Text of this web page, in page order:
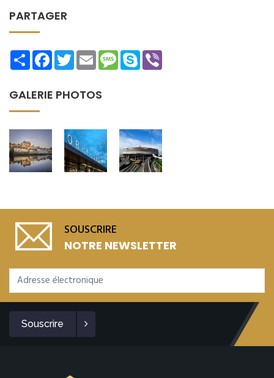
PARTAGER
ShareFacebookTwitterEmailMessage
Skype
GALERIE PHOTOS
SOUSCRIRE
NOTRE NEWSLETTER
Souscrire